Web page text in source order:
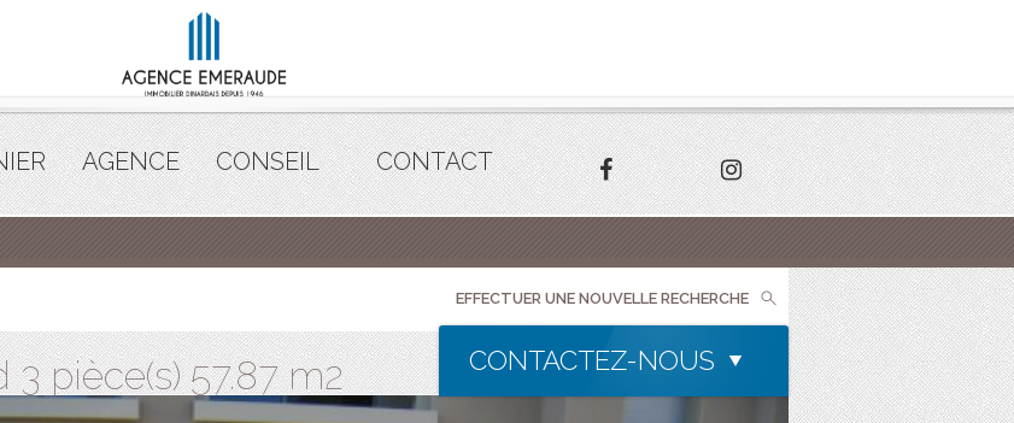
AGENCE CONSEIL CONTACT
EFFECTUER UNE NOUVELLE RECHERCHE
pièce(s) 57.87 m2 CONTACTEZ-NOUS